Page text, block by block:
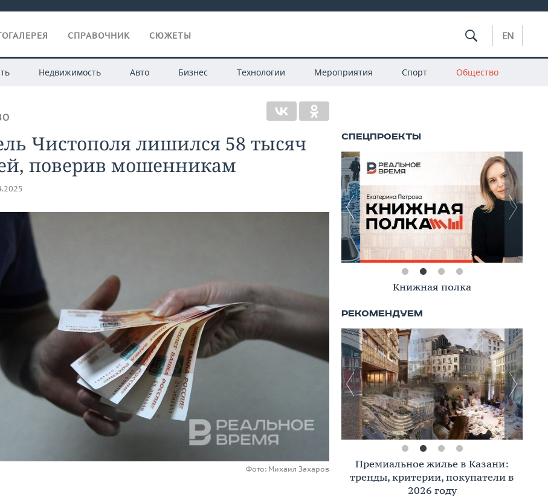
СПРАВОЧНИК СЮЖЕТЫ EN
Недвижимость Авто Бизнес Технологии Мероприятия Спорт Общество
Чистополя лишился 58 тысяч
поверив мошенникам
Фото: Михаил Захаров
Книжная полка
Премиальное жилье в Казани:
тренды, критерии, покупатели в
2026 году